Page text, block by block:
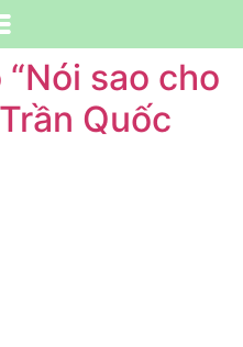
sao cho
Quốc